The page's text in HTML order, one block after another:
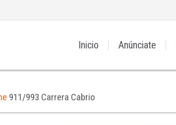
Inicio Anúnciate
911/993 Carrera Cabrio